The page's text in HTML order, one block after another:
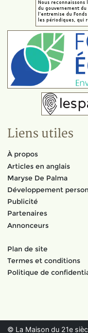
Liens utiles
À propos
Articles en anglais
Maryse De Palma
Développement
Publicité
Partenaires
Annonceurs
Plan de site
Termes et conditions
Politique de
© La Maison du 21e